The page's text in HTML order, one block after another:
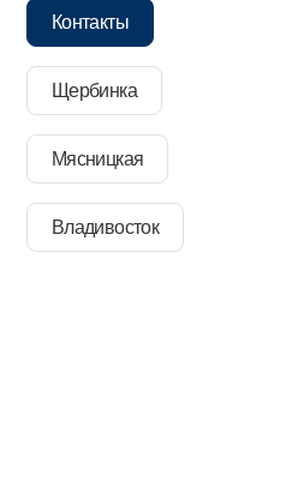
Контакты
Щербинка
Мясницкая
Владивосток